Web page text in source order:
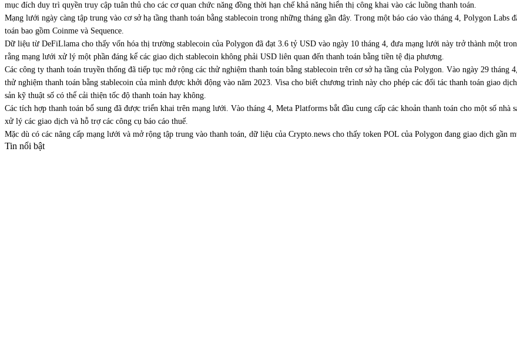
mục đích duy trì quyền truy cập tuân thủ cho các cơ quan chức năng đồng thời hạn chế khả năng hiển thị công khai vào các luồng thanh toán.
Mạng lưới ngày càng tập trung vào cơ sở hạ tầng thanh toán bằng stablecoin trong những tháng gần đây. Trong một báo cáo vào tháng 4, Polygon
toán bao gồm Coinme và Sequence.
Dữ liệu từ DeFiLlama cho thấy vốn hóa thị trường stablecoin của Polygon đã đạt 3.6 tỷ USD vào ngày 10 tháng 4, đưa mạng lưới này trở thành một
rằng mạng lưới xử lý một phần đáng kể các giao dịch stablecoin không phải USD liên quan đến thanh toán bằng tiền tệ địa phương.
Các công ty thanh toán truyền thống đã tiếp tục mở rộng các thử nghiệm thanh toán bằng stablecoin trên cơ sở hạ tầng của Polygon. Vào ngày 29
thử nghiệm thanh toán bằng stablecoin của mình được khởi động vào năm 2023. Visa cho biết chương trình này cho phép các đối tác thanh toán giao
sản kỹ thuật số có thể cải thiện tốc độ thanh toán hay không.
Các tích hợp thanh toán bổ sung đã được triển khai trên mạng lưới. Vào tháng 4, Meta Platforms bắt đầu cung cấp các khoản thanh toán cho một số
xử lý các giao dịch và hỗ trợ các công cụ báo cáo thuế.
Mặc dù có các nâng cấp mạng lưới và mở rộng tập trung vào thanh toán, dữ liệu của Crypto.news cho thấy token POL của Polygon đang giao dịch
Tin nổi bật